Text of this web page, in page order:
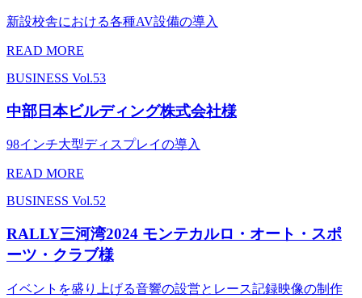
新設校舎における各種AV設備の導入
READ MORE
BUSINESS Vol.53
中部日本ビルディング株式会社様
98インチ大型ディスプレイの導入
READ MORE
BUSINESS Vol.52
RALLY三河湾2024 モンテカルロ・オート・スポ
ーツ・クラブ様
イベントを盛り上げる音響の設営とレース記録映像の制作